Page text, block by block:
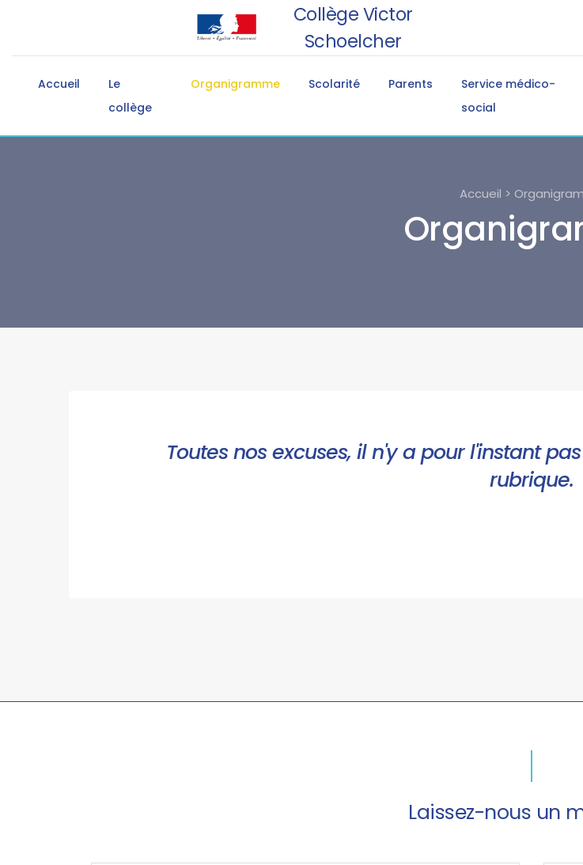
Collège Victor
Schoelcher
Accueil
Le
collège
Organigramme Scolarité Parents
Service médico-
social
Accueil >
Toutes nos excuses, il n'y a pour l'instant
rubrique.
Laissez-nous un